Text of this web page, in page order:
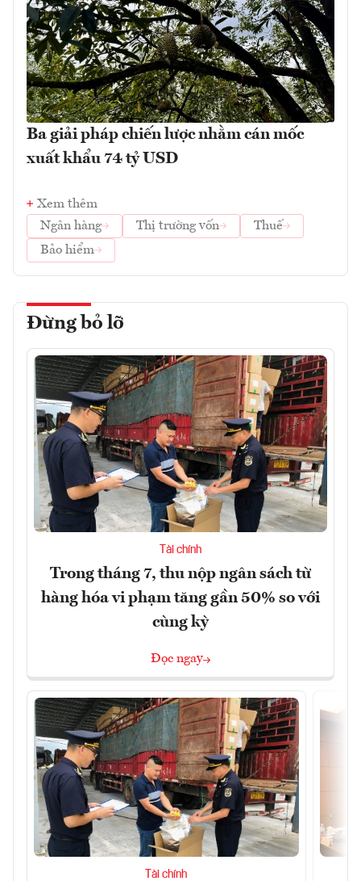
Ba giải pháp chiến lược nhằm cán mốc
xuất khẩu 74 tỷ USD
Xem thêm
Ngân hàng
Thị trường vốn
Thuế
Bảo hiểm
Đừng bỏ lỡ
Tài chính
Trong tháng 7, thu nộp ngân sách từ
hàng hóa vi phạm tăng gần 50% so với
cùng kỳ
Đọc ngay
Tài chính